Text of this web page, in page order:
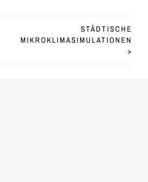
STÄDTISCHE
MIKROKLIMASIMULATIONEN
>